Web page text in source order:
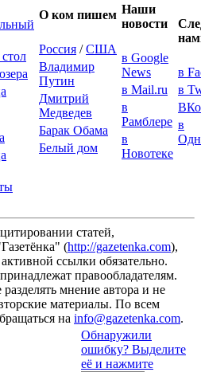
О ком пишем
Россия /США
Владимир
Путин
Дмитрий
Медведев
Барак Обама
Белый дом
Наши
новости
в Google
News
в Mail.ru
в
Рамблере
в
Новотеке
в
в
в
статей,
(http://gazetenka.com),
ссылки обязательно.
правообладателям.
мнение автора и не
материалы. По всем
на info@gazetenka.com.
Обнаружили
ошибку? Выделите
её и нажмите